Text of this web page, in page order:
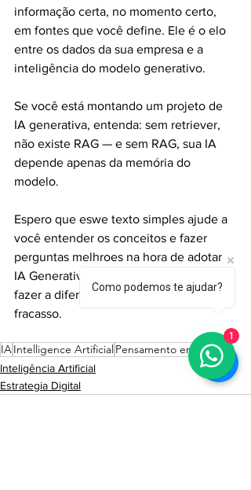
informação certa, no momento certo,
em fontes que você define. Ele é o elo
entre os dados da sua empresa e a
inteligência do modelo generativo.
Se você está montando um projeto de
IA generativa, entenda: sem retriever,
não existe RAG — e sem RAG, sua IA
depende apenas da memória do
modelo.
Espero que eswe texto simples ajude a
você entender os conceitos e fazer
perguntas melhroes na hora de adotar
IA Generativa no seu negócio. Isso vai
fazer a diferença entre o sucesso e o
fracasso.
IAIntelligence ArtificialPensamento em IA
Inteligência Artificial
Estrategia Digital
Como podemos te ajudar?
1